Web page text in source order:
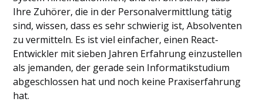
Ihre Zuhörer, die in der Personalvermittlung tätig
sind, wissen, dass es sehr schwierig ist, Absolventen
zu vermitteln. Es ist viel einfacher, einen React-
Entwickler mit sieben Jahren Erfahrung einzustellen
als jemanden, der gerade sein Informatikstudium
abgeschlossen hat und noch keine Praxiserfahrung
hat.